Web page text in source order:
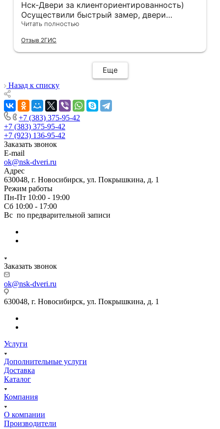
Нск-Двери за клиенториентированность)
Осуществили быстрый замер, двери
оказались в наличии. По доставке
компанию, где я могу указать удобный для
меня интервал времени, а не ждать весь
день🙏 Не могу не отметить качественный
монтаж дверей, спасибо мастеру Антону за
его труд!!!
Читать полностью
Отзыв 2ГИС
Еще
Назад к списку
+7 (383) 375-95-42
+7 (383) 375-95-42
+7 (923) 136-95-42
Заказать звонок
E-mail
ok@nsk-dveri.ru
Адрес
630048, г. Новосибирск, ул. Покрышкина, д. 1
Режим работы
Пн-Пт 10:00 - 19:00
Сб 10:00 - 17:00
Вс по предварительной записи
Заказать звонок
ok@nsk-dveri.ru
630048, г. Новосибирск, ул. Покрышкина, д. 1
Услуги
Дополнительные услуги
Доставка
Каталог
Компания
О компании
Производители